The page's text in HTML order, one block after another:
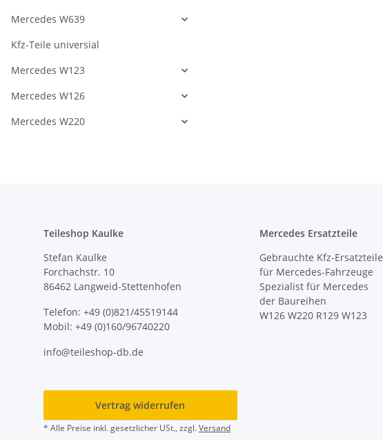
Mercedes W639
Kfz-Teile universial
Mercedes W123
Mercedes W126
Mercedes W220
Teileshop Kaulke
Stefan Kaulke
Forchachstr. 10
86462 Langweid-Stettenhofen
Telefon: +49 (0)821/45519144
Mobil: +49 (0)160/96740220
info@teileshop-db.de
Mercedes Ersatzteile
Gebrauchte Kfz-Ersatzteile
für Mercedes-Fahrzeuge
Spezialist für Mercedes
der Baureihen
W126 W220 R129 W123
Vertrag widerrufen
* Alle Preise inkl. gesetzlicher USt., zzgl.Versand